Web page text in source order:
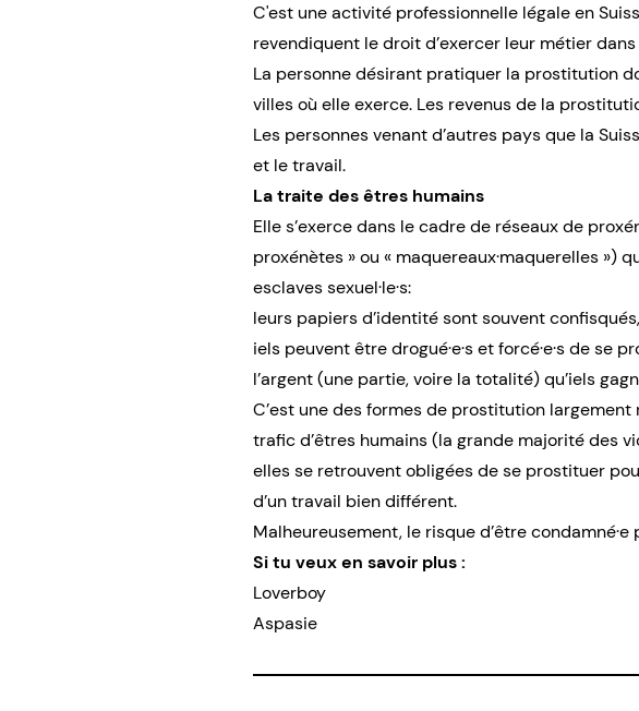
C'est une activité professionnelle légale en
revendiquent le droit d’exercer leur métier
La personne désirant pratiquer la prostitution
villes où elle exerce. Les revenus de la
Les personnes venant d’autres pays que la
et le travail.
La traite des êtres humains
Elle s’exerce dans le cadre de réseaux de
proxénètes » ou « maquereaux·maquerelles
esclaves sexuel·le·s:
leurs papiers d’identité sont souvent confisqués,
iels peuvent être drogué·e·s et forcé·e·s de se
l’argent (une partie, voire la totalité) qu’iels
C’est une des formes de prostitution
trafic d’êtres humains (la grande majorité des
elles se retrouvent obligées de se prostituer
d’un travail bien différent.
Malheureusement, le risque d’être
Si tu veux en savoir plus :
Loverboy
Aspasie